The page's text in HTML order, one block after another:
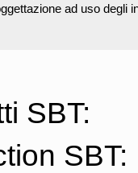
ad uso degli
SBT:
SBT: